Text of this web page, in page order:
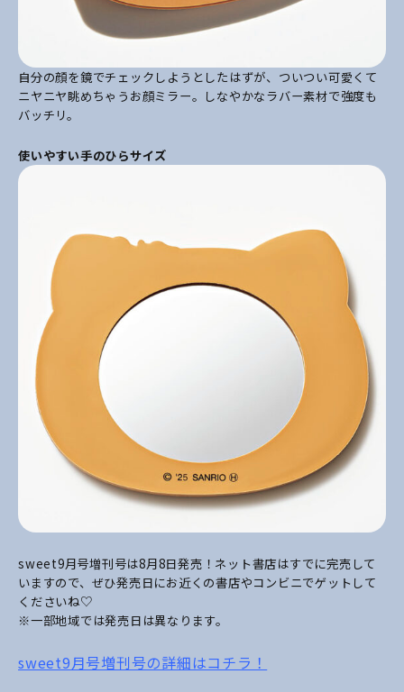
自分の顔を鏡でチェックしようとしたはずが、ついつい可愛くて
ニヤニヤ眺めちゃうお顔ミラー。しなやかなラバー素材で強度も
バッチリ。
使いやすい手のひらサイズ
sweet9月号増刊号は8月8日発売！ネット書店はすでに完売して
いますので、ぜひ発売日にお近くの書店やコンビニでゲットして
くださいね♡
※一部地域では発売日は異なります。
sweet9月号増刊号の詳細はコチラ！